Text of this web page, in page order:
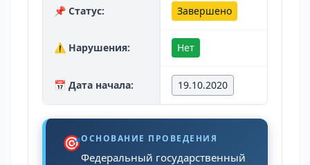
📌 Статус: Завершено
⚠️ Нарушения: Нет
📅 Дата начала: 19.10.2020
🎯ОСНОВАНИЕ ПРОВЕДЕНИЯ
Федеральный государственный